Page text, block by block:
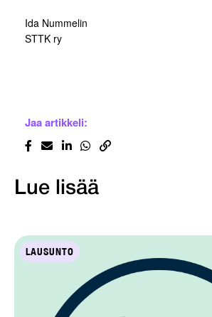
Ida Nummelin
STTK ry
Jaa artikkeli:
Lue lisää
LAUSUNTO